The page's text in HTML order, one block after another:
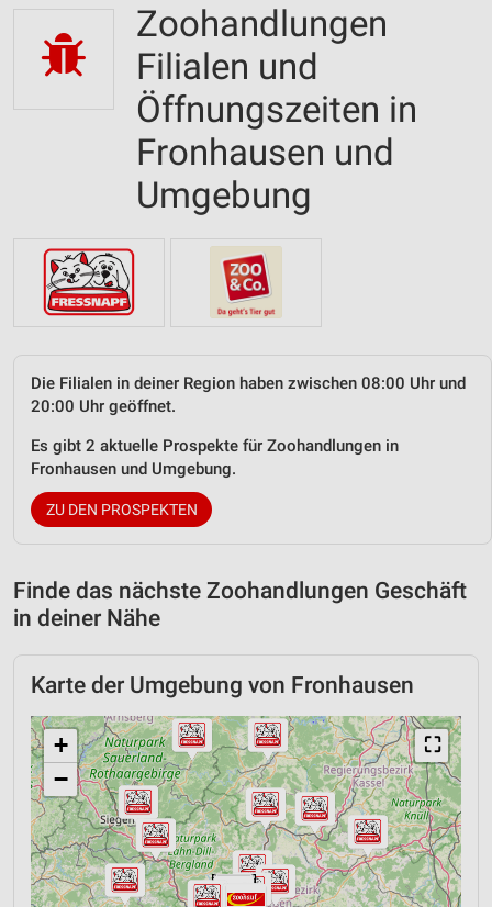
Zoohandlungen
Filialen und
Öffnungszeiten in
Fronhausen und
Umgebung
Die Filialen in deiner Region haben zwischen 08:00 Uhr und
20:00 Uhr geöffnet.
Es gibt 2 aktuelle Prospekte für Zoohandlungen in
Fronhausen und Umgebung.
ZU DEN PROSPEKTEN
Finde das nächste Zoohandlungen Geschäft
in deiner Nähe
Karte der Umgebung von Fronhausen
⛶
+
−